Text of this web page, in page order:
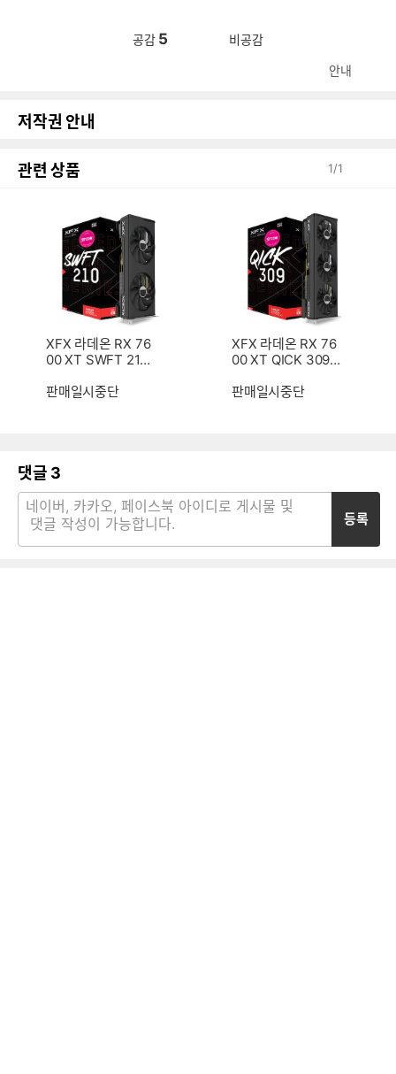
공감 5 비공감
안내
저작권 안내
관련 상품 1/1
XFX 라데온 RX 76
00 XT SWFT 210
판매일시중단
XFX 라데온 RX 76
00 XT QICK 309
판매일시중단
댓글 3
등록